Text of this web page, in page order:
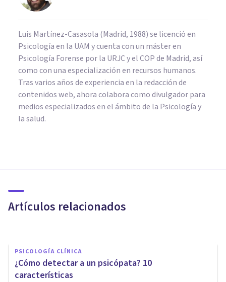
Luis Martínez-Casasola (Madrid, 1988) se licenció en
Psicología en la UAM y cuenta con un máster en
Psicología Forense por la URJC y el COP de Madrid, así
como con una especialización en recursos humanos.
Tras varios años de experiencia en la redacción de
contenidos web, ahora colabora como divulgador para
medios especializados en el ámbito de la Psicología y
la salud.
Artículos relacionados
niña psicópata
PSICOLOGÍA CLÍNICA
​¿Cómo detectar a un psicópata? 10
características